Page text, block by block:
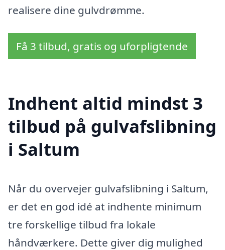
realisere dine gulvdrømme.
Få 3 tilbud, gratis og uforpligtende
Indhent altid mindst 3
tilbud på gulvafslibning
i Saltum
Når du overvejer gulvafslibning i Saltum,
er det en god idé at indhente minimum
tre forskellige tilbud fra lokale
håndværkere. Dette giver dig mulighed